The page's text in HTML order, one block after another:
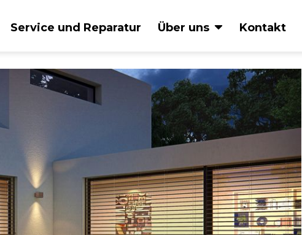
Glasdach NYON
Glasdach VETRO FINO
Faltdach BAVONA
PERGOLINO
Plaza Viva
Q.bus
Service und Reparatur Über uns Kontakt